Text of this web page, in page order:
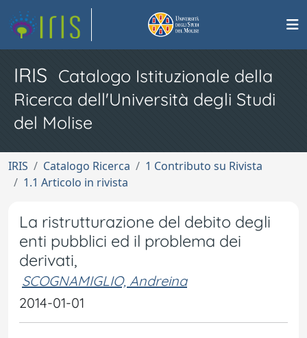
IRIS Catalogo Istituzionale della
Ricerca dell'Università degli Studi
del Molise
IRIS Catalogo Ricerca
1 Contributo su Rivista
1.1 Articolo in rivista
La ristrutturazione del debito degli
enti pubblici ed il problema dei
derivati,
SCOGNAMIGLIO, Andreina
2014-01-01